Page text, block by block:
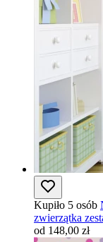
Kupiło 5 osób
zwierzątka
od 148,00 zł